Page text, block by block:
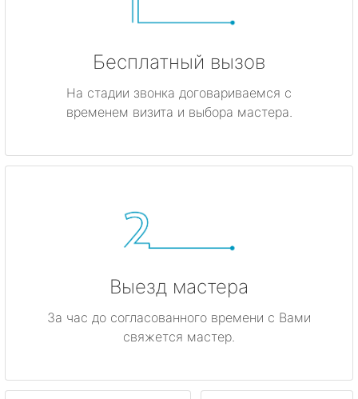
Бесплатный вызов
На стадии звонка договариваемся с
временем визита и выбора мастера.
Выезд мастера
За час до согласованного времени с Вами
свяжется мастер.